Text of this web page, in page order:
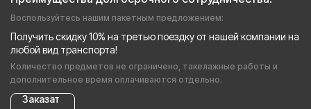
Воспользуйтесь нашим пакетным предложением:
Получить скидку 10% на третью поездку от нашей компании на
любой вид транспорта!
Количество предметов не ограничено, такелажные работы и
дополнительное время оплачиваются отдельно.
Заказат